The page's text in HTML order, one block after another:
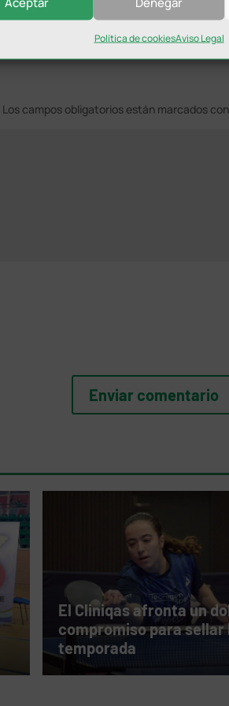
Política de cookiesAviso Legal
Los campos obligatorios están marcados con
El Cliniqas afronta un
compromiso para sellar
temporada